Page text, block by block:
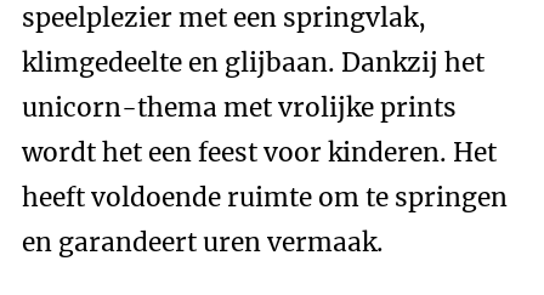
speelplezier met een springvlak,
klimgedeelte en glijbaan. Dankzij het
unicorn-thema met vrolijke prints
wordt het een feest voor kinderen. Het
heeft voldoende ruimte om te springen
en garandeert uren vermaak.